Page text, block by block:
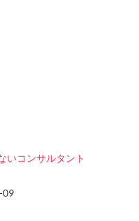
いコンサルタント
09